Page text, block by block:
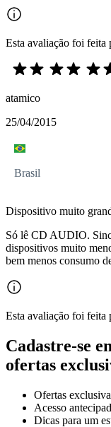
Esta avaliação foi
atamico
25/04/2015
Brasil
Dispositivo muito
Só lê CD AUDIO.
dispositivos muito
bem menos consumo
Esta avaliação foi
Cadastre-se
ofertas
Ofertas
Acesso
Dicas para um